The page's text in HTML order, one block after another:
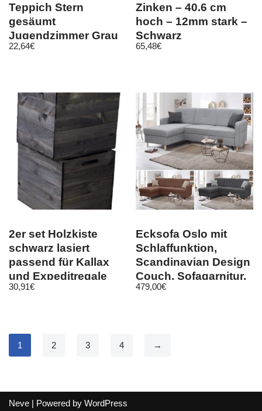
Teppich Stern
gesäumt
Jugendzimmer Grau
Schwarz Meliert
22,64€
Zinken – 40.6 cm
hoch – 12mm stark –
Schwarz
65,48€
2er set Holzkiste
schwarz lasiert
passend für Kallax
und Expeditregale
Regaleinsatz
30,91€
Ecksofa Oslo mit
Schlaffunktion,
Scandinavian Design
Couch, Sofagarnitur,
Sofa, Bett
479,00€
1 2 3 4 →
Neve | Powered by WordPress